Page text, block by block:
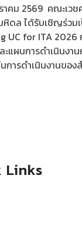
คม 2569 คณะเวช
ดล ได้รับเชิญร่วม
UC for ITA 2026
แผนการดำเนินงา
นการดำเนินงานขอ
Links